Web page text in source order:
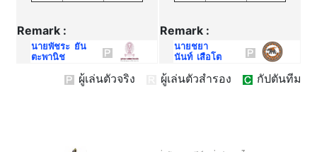
Remark :
นายพัชระ ยัน
ตะพานิช
Remark :
นายชยา
นันท์ เสือโต
ผู้เล่นตัวจริง ผู้เล่นตัวสำรอง กัปตันทีม